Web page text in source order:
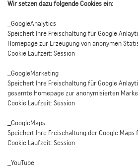
Wir setzen dazu folgende Cookies ein:
_GoogleAnalytics
Speichert Ihre Freischaltung für Google
Homepage zur Erzeugung von anonymen
Cookie Laufzeit: Session
_GoogleMarketing
Speichert Ihre Freischaltung für Google
gesamte Homepage zur anonymisierten
Cookie Laufzeit: Session
_GoogleMaps
Speichert Ihre Freischaltung der Google Maps
Cookie Laufzeit: Session
_YouTube